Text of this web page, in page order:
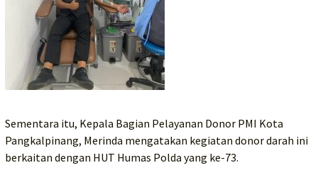
Sementara itu, Kepala Bagian Pelayanan Donor PMI Kota
Pangkalpinang, Merinda mengatakan kegiatan donor darah ini
berkaitan dengan HUT Humas Polda yang ke-73.